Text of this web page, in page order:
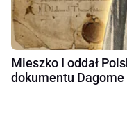
Mieszko I oddał
dokumentu